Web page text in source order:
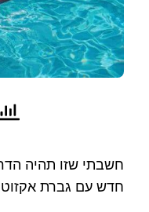
חשבתי שזו תהיה
חדש עם גברת